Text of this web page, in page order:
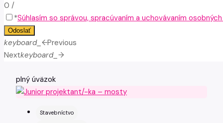
0 /
*Súhlasím so správou, spracúvaním a uchovávaním
Odoslať
keyboard_arrow_leftPrevious
Nextkeyboard_arrow_right
plný úväzok
Stavebníctvo